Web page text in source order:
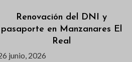
Renovación del DNI y
pasaporte en Manzanares El
Real
junio, 2026